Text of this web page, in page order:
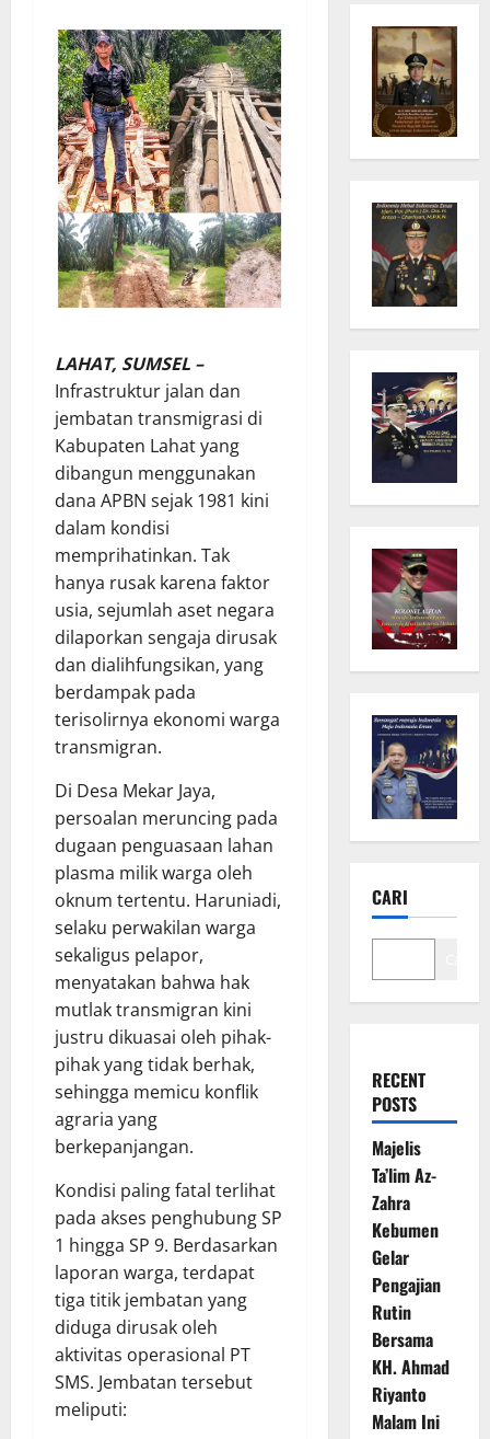
LAHAT, SUMSEL –
Infrastruktur jalan dan
jembatan transmigrasi di
Kabupaten Lahat yang
dibangun menggunakan
dana APBN sejak 1981 kini
dalam kondisi
memprihatinkan. Tak
hanya rusak karena faktor
usia, sejumlah aset negara
dilaporkan sengaja dirusak
dan dialihfungsikan, yang
berdampak pada
terisolirnya ekonomi warga
transmigran.
Di Desa Mekar Jaya,
persoalan meruncing pada
dugaan penguasaan lahan
plasma milik warga oleh
oknum tertentu. Haruniadi,
selaku perwakilan warga
sekaligus pelapor,
menyatakan bahwa hak
mutlak transmigran kini
justru dikuasai oleh pihak-
pihak yang tidak berhak,
sehingga memicu konflik
agraria yang
berkepanjangan.
Kondisi paling fatal terlihat
pada akses penghubung SP
1 hingga SP 9. Berdasarkan
laporan warga, terdapat
tiga titik jembatan yang
diduga dirusak oleh
aktivitas operasional PT
SMS. Jembatan tersebut
meliputi:
CARI
RECENT
POSTS
Majelis
Ta’lim Az-
Zahra
Kebumen
Gelar
Pengajian
Rutin
Bersama
KH. Ahmad
Riyanto
Malam Ini